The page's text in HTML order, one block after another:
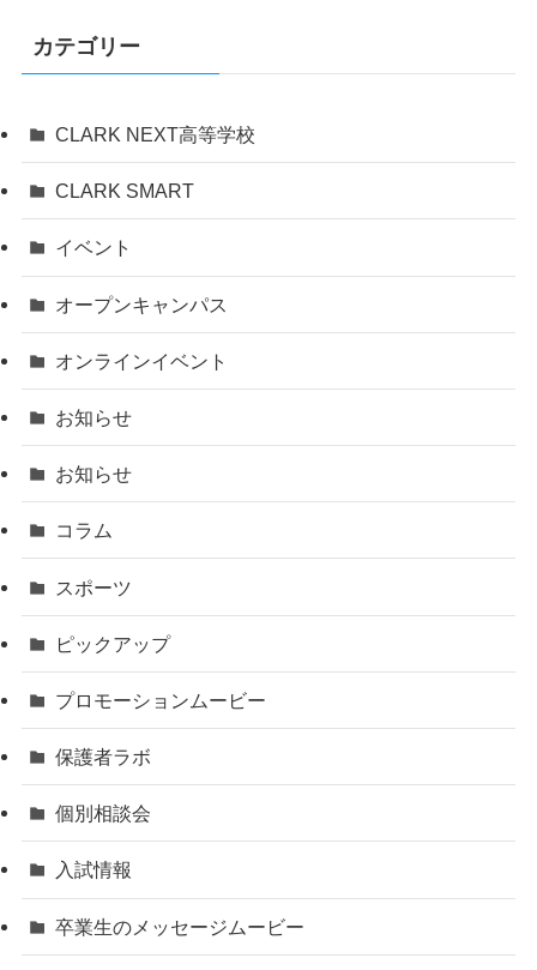
カテゴリー
CLARK NEXT高等学校
CLARK SMART
イベント
オープンキャンパス
オンラインイベント
お知らせ
お知らせ
コラム
スポーツ
ピックアップ
プロモーションムービー
保護者ラボ
個別相談会
入試情報
卒業生のメッセージムービー